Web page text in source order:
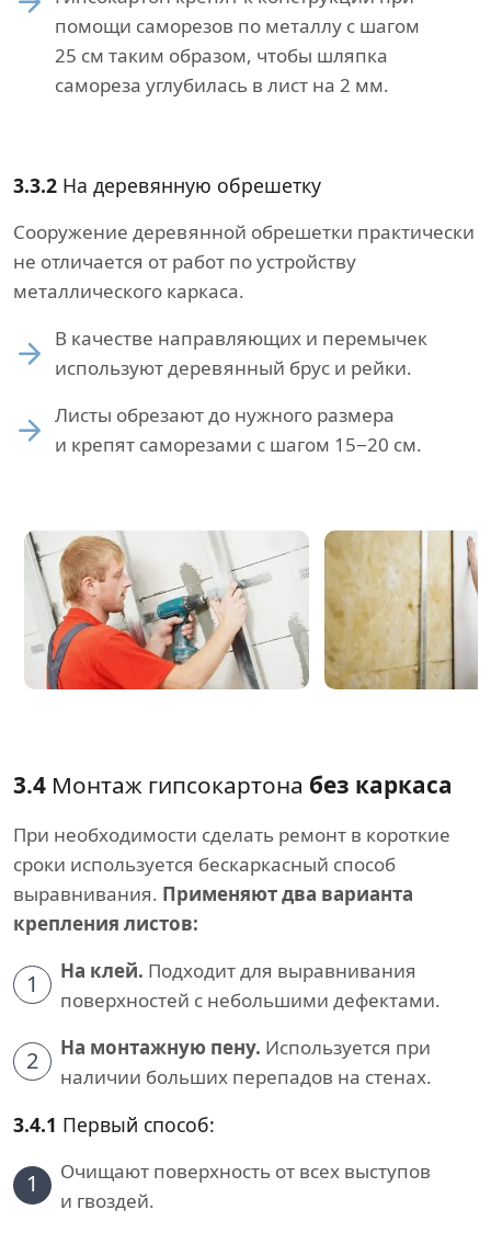
помощи саморезов по металлу с шагом
25 см таким образом, чтобы шляпка
самореза углубилась в лист на 2 мм.
3.3.2 На деревянную обрешетку
Сооружение деревянной обрешетки практически
не отличается от работ по устройству
металлического каркаса.
В качестве направляющих и перемычек
используют деревянный брус и рейки.
Листы обрезают до нужного размера
и крепят саморезами с шагом 15−20 см.
3.4 Монтаж гипсокартона без каркаса
При необходимости сделать ремонт в короткие
сроки используется бескаркасный способ
выравнивания. Применяют два варианта
крепления листов:
1 На клей. Подходит для выравнивания
поверхностей с небольшими дефектами.
2 На монтажную пену. Используется при
наличии больших перепадов на стенах.
3.4.1 Первый способ:
1
Очищают поверхность от всех выступов
и гвоздей.